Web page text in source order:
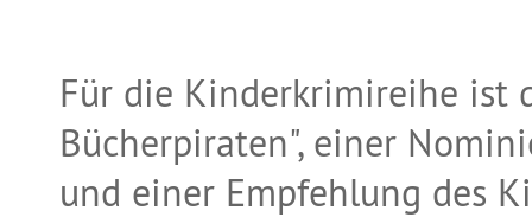
Für die Kinderkrimireihe ist
Bücherpiraten", einer
und einer Empfehlung des